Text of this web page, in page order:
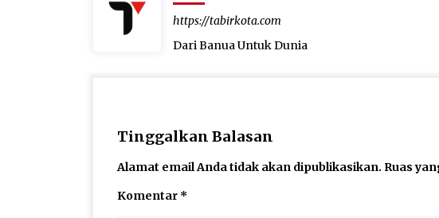
https://tabirkota.com
Dari Banua Untuk Dunia
Tinggalkan Balasan
Alamat email Anda tidak akan dipublikasikan. Ruas
Komentar *